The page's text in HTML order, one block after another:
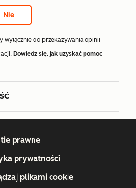
Nie
wyłącznie do przekazywania opinii
Dowiedz się, jak uzyskać pomoc
prawne
prywatności
plikami cookie